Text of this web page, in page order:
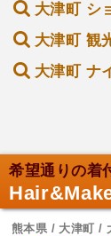
大津町 シ
大津町 観
大津町 ナ
希望通りの着
熊本県 / 大津町 /